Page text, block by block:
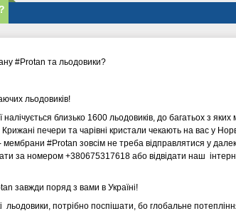
#Protan та льодовики?
льодовиків!
налічується близько 1600 льодовиків, до багатьох з
Крижані печери та чарівні кристали чекають на вас у
#Protan зовсім не треба відправлятися у
за номером +380675317618 або відвідати наш
завжди поряд з вами в Україні!
льодовики, потрібно поспішати, бо глобальне